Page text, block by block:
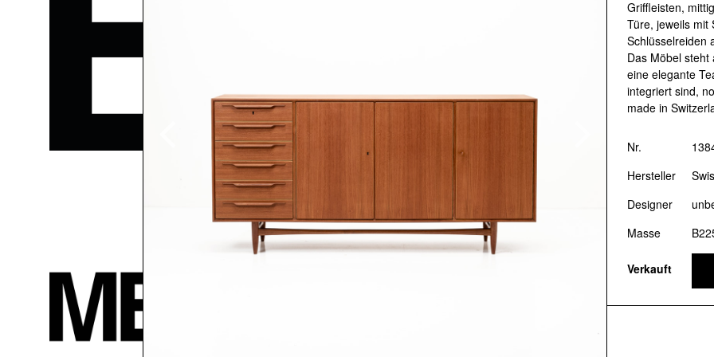
Griffleisten,
Türe, jeweils mit
Schlüsselreiden
Das Möbel steht
eine elegante
integriert sind,
made in
Nr.
Hersteller
Designer
Masse
Verkauft
Designklassiker aus den 1950er-
umfangreiches Gartenmöbel-
Inneneinrichtung bieten wir
, Hohlstrasse 100, CH-
Öffnungszeiten:
Di–Fr:
+41 (0)44 400 00 33
DESIGN ONLINE-
Memorie.ch gedenkt aller